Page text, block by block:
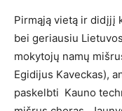
Pirmąją vietą ir didįjį
bei geriausiu
mokytojų namų
Egidijus Kaveckas),
paskelbti Kauno